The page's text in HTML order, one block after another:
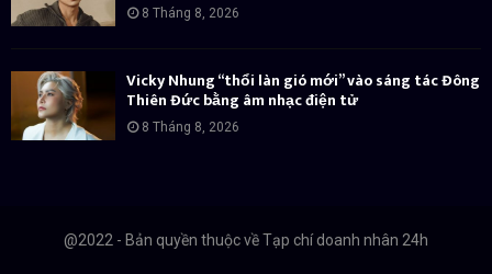
8 Tháng 8, 2026
Vicky Nhung “thổi làn gió mới” vào sáng tác Đông
Thiên Đức bằng âm nhạc điện tử
8 Tháng 8, 2026
@2022 - Bản quyền thuộc về Tạp chí doanh nhân 24h